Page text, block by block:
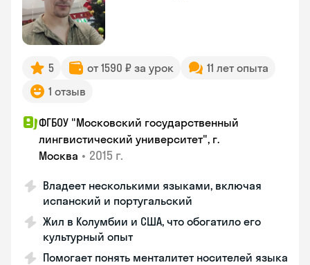
5 от 1590 ₽ за урок
11 лет опыта
1 отзыв
ФГБОУ "Московский государственный
лингвистический университет", г.
Москва • 2015 г.
Владеет несколькими языками, включая
испанский и португальский
Жил в Колумбии и США, что обогатило его
культурный опыт
Помогает понять менталитет носителей языка